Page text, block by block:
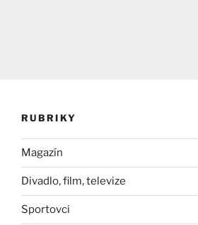
RUBRIKY
Magazín
Divadlo, film, televize
Sportovci